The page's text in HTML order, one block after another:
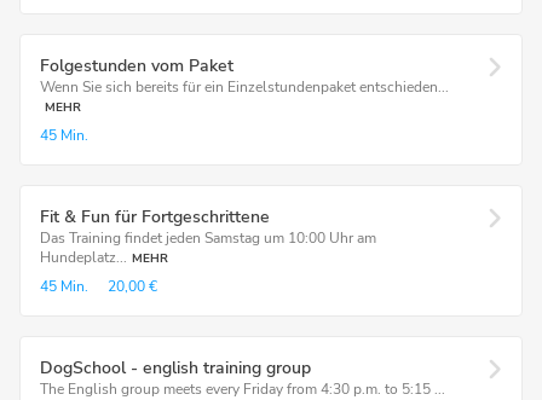
Folgestunden vom Paket
Wenn Sie sich bereits für ein Einzelstundenpaket entschieden...
MEHR
45 Min.
Fit & Fun für Fortgeschrittene
Das Training findet jeden Samstag um 10:00 Uhr am
Hundeplatz... MEHR
45 Min. 20,00 €
DogSchool - english training group
The English group meets every Friday from 4:30 p.m. to 5:15 ...